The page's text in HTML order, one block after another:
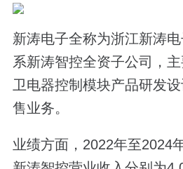
新涛电子全称为浙江新涛电
系新涛智控全资子公司，
卫电器控制模块产品研发
售业务。
业绩方面，2022年至2024